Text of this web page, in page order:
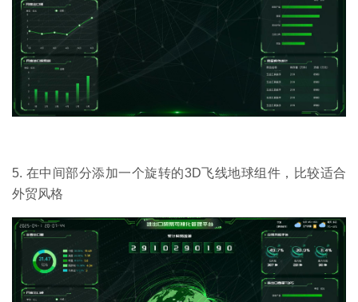
5. 在中间部分添加一个旋转的3D飞线地球组件，比较适合
外贸风格